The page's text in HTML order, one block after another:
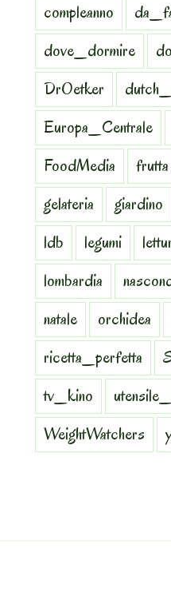
compleanno
dove_dormire
DrOetker
Europa_Centrale
FoodMedia
frutta
gelateria
giardino
ldb
legumi
lombardia
natale
orchidea
ricetta_perfetta
tv_kino
WeightWatchers